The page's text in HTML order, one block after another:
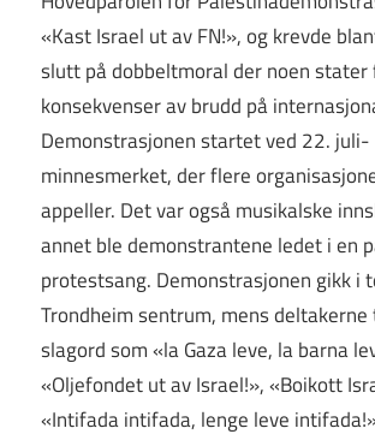
«Kast Israel ut av FN!», og krevde
slutt på dobbeltmoral der noen
konsekvenser av brudd på
Demonstrasjonen startet ved 22. juli-
minnesmerket, der flere
appeller. Det var også musikalske
annet ble demonstrantene ledet i en
protestsang. Demonstrasjonen gikk i
Trondheim sentrum, mens
slagord som «la Gaza leve, la barna
«Oljefondet ut av Israel!», «Boikott
«Intifada intifada, lenge leve